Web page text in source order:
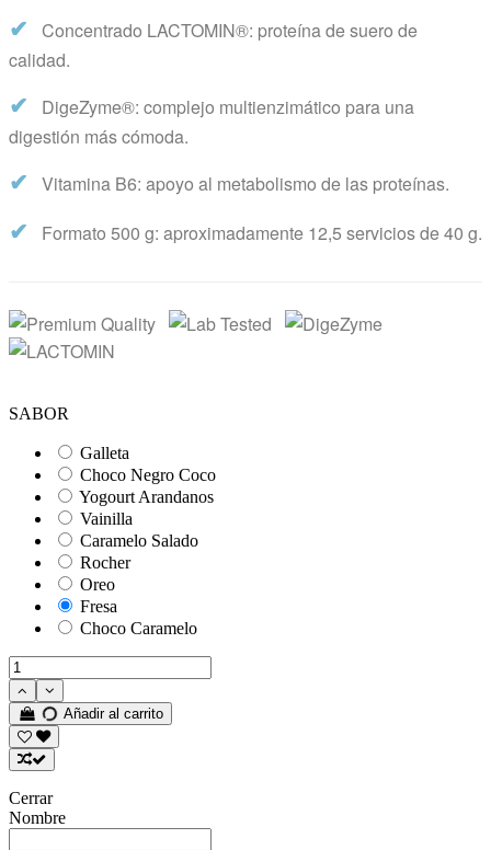
✔
Concentrado LACTOMIN®: proteína de suero de
calidad.
✔
DigeZyme®: complejo multienzimático para una
digestión más cómoda.
✔ Vitamina B6: apoyo al metabolismo de las proteínas.
✔ Formato 500 g: aproximadamente 12,5 servicios de 40 g.
SABOR
Galleta
Choco Negro Coco
Yogourt Arandanos
Vainilla
Caramelo Salado
Rocher
Oreo
Fresa
Choco Caramelo
Añadir al carrito
Cerrar
Nombre